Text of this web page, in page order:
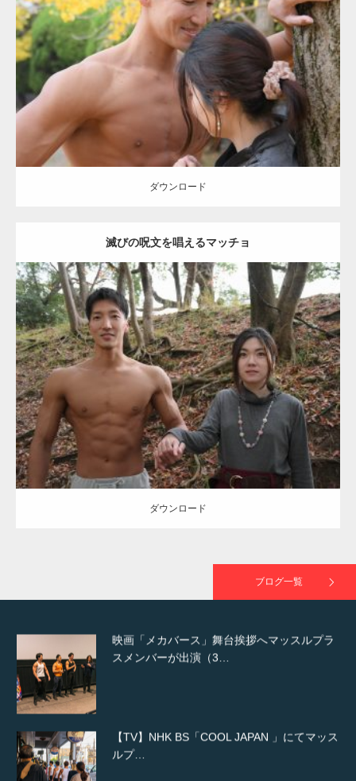
Update: 2021.07.8
Category:公園のマッチョ その他 AKIHITO(細マッチョ) 大胸筋 肩 腹
筋
ダウンロード
滅びの呪文を唱えるマッチョ
Update:2021.07.8
Category:公園のマッチョ その他 AKIHITO(細マッチョ) 大胸筋 腹筋
ダウンロード
ダウンロード
ブログ一覧
【YouTube】マッチョフリー素材メンバーが
ギネス世界記録…
【TV】TBS番組「ひるおび」にてマッスルプ
ラスが紹介されま…
TOKYO FMラジオ番組「ONE MORNING」
で紹介さ…
NHK「所さん！事件ですよ」に取材されまし
た（6/8放送）
映画「メカバース」舞台挨拶へマッスルプラ
スメンバーが出演（3…
【TV】NHK BS「COOL JAPAN 」にてマッス
ルプ…